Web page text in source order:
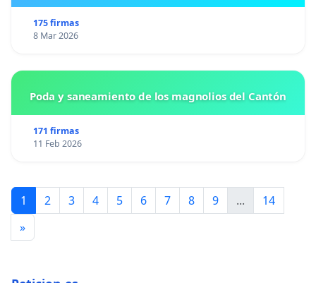
175 firmas
8 Mar 2026
Poda y saneamiento de los magnolios del Cantón
171 firmas
11 Feb 2026
1 2 3 4 5 6 7 8 9 ...
14
»